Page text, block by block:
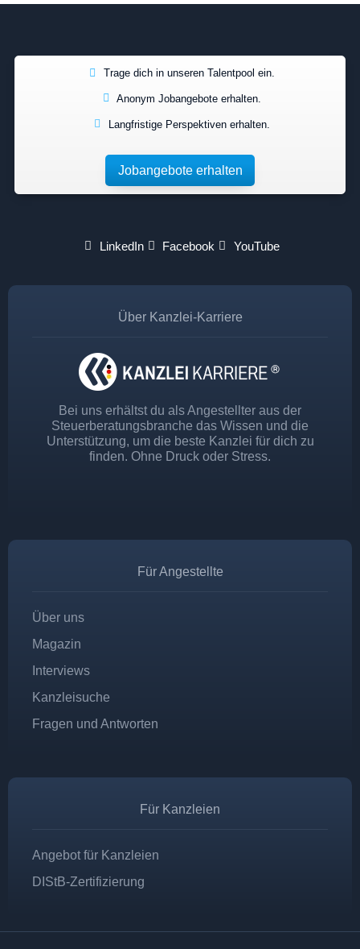
Trage dich in unseren Talentpool ein.
Anonym Jobangebote erhalten.
Langfristige Perspektiven erhalten.
Jobangebote erhalten
LinkedIn Facebook YouTube
Über Kanzlei-Karriere
Bei uns erhältst du als Angestellter aus der
Steuerberatungsbranche das Wissen und die
Unterstützung, um die beste Kanzlei für dich zu
finden. Ohne Druck oder Stress.
Für Angestellte
Über uns
Magazin
Interviews
Kanzleisuche
Fragen und Antworten
Für Kanzleien
Angebot für Kanzleien
DIStB-Zertifizierung